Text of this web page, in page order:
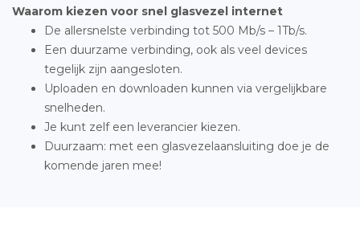
Waarom kiezen voor snel glasvezel internet
De allersnelste verbinding tot 500 Mb/s – 1Tb/s.
Een duurzame verbinding, ook als veel devices
tegelijk zijn aangesloten.
Uploaden en downloaden kunnen via vergelijkbare
snelheden.
Je kunt zelf een leverancier kiezen.
Duurzaam: met een glasvezelaansluiting doe je de
komende jaren mee!